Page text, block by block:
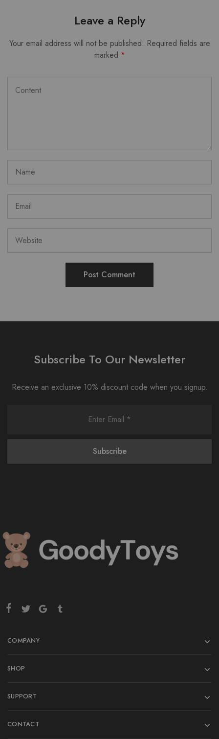
Leave a Reply
Your email address will not be published. Required fields are
marked *
Subscribe To Our Newsletter
Receive an exclusive 10% discount code when you signup.
COMPANY
SHOP
SUPPORT
CONTACT